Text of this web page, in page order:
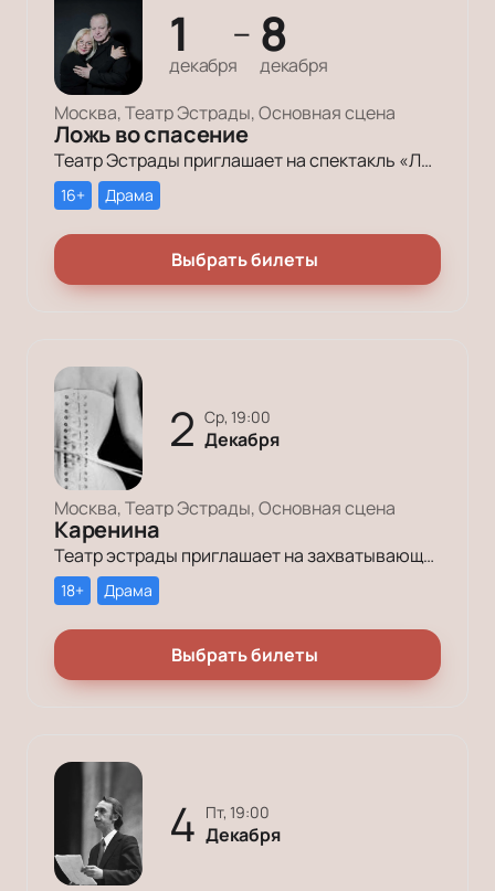
1
декабря
— 8
декабря
Москва, Театр Эстрады, Основная сцена
Ложь во спасение
Театр Эстрады приглашает на спектакль «Ложь во спасение». Откройте для себя захватывающее театральное путешествие с важными вопросами о природе истины и лжи.
16+ Драма
Выбрать билеты
2 ср, 19:00
Декабря
Москва, Театр Эстрады, Основная сцена
Каренина
Театр эстрады приглашает на захватывающую постановку «Каренина» по Льву Толстому. Откройте для себя классическую историю любви и самоопределения в современном исполнении. Узнайте больше о спектакле и его уникальной сценографии.
18+ Драма
Выбрать билеты
4 пт, 19:00
Декабря